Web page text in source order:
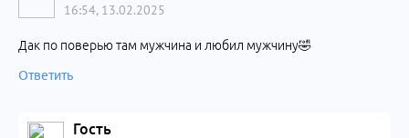
16:54, 13.02.2025
Дак по поверью там мужчина и любил мужчину🤣
Ответить
Гость